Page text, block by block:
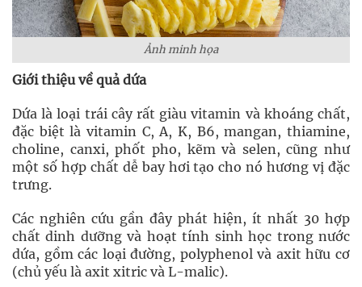
Ảnh minh họa
Giới thiệu về quả dứa
Dứa là loại trái cây rất giàu vitamin và khoáng chất,
đặc biệt là vitamin C, A, K, B6, mangan, thiamine,
choline, canxi, phốt pho, kẽm và selen, cũng như
một số hợp chất dễ bay hơi tạo cho nó hương vị đặc
trưng.
Các nghiên cứu gần đây phát hiện, ít nhất 30 hợp
chất dinh dưỡng và hoạt tính sinh học trong nước
dứa, gồm các loại đường, polyphenol và axit hữu cơ
(chủ yếu là axit xitric và L-malic).